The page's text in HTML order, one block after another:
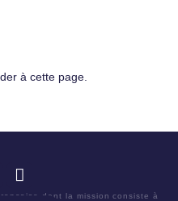
à cette page.
dont la mission consiste à